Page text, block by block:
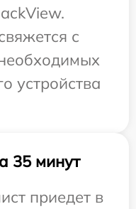
с
устройства
35 минут
приедет в